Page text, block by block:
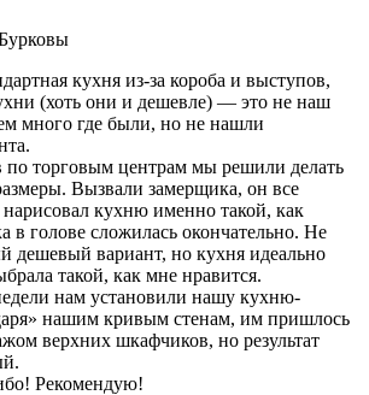
кухня из-за короба и выступов,
(хоть они и дешевле) — это не наш
много где были, но не нашли
по торговым центрам мы решили делать
Вызвали замерщика, он все
кухню именно такой, как
в голове сложилась окончательно. Не
дешевый вариант, но кухня идеально
такой, как мне нравится.
нам установили нашу кухню-
нашим кривым стенам, им пришлось
верхних шкафчиков, но результат
Рекомендую!